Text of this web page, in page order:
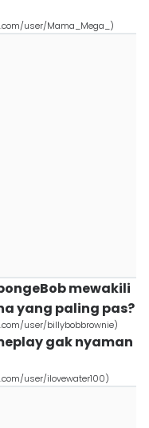
user/Mama_Mega_)
mewakili
yang paling pas?
user/billybobbrownie)
gak nyaman
user/ilovewater100)